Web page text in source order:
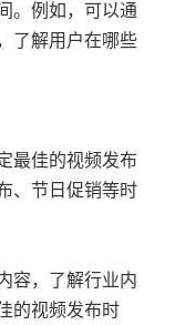
。例如，可以通
了解用户在哪些
最佳的视频发布
、节日促销等时
容，了解行业内
的视频发布时